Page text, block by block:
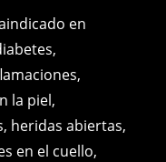
en
la piel,
heridas abiertas,
en el cuello,